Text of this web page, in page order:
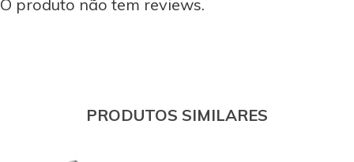
O produto não tem reviews.
PRODUTOS SIMILARES